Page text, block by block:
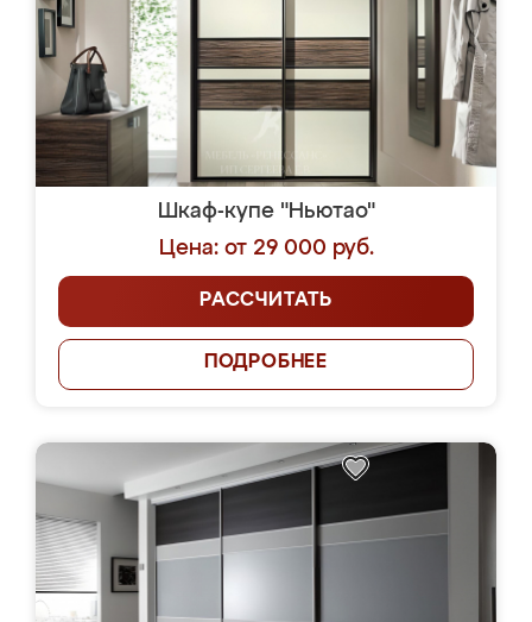
Шкаф-купе "Ньютао"
Цена: от 29 000 руб.
РАССЧИТАТЬ
ПОДРОБНЕЕ